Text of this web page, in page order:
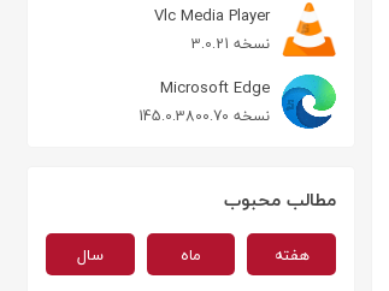
Vlc Media Player
نسخه 3.0.21
Microsoft Edge
نسخه 145.0.3800.70
مطالب محبوب
هفته ماه سال